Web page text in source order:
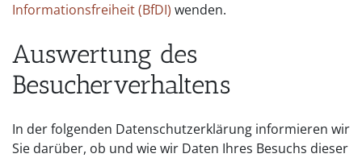
Informationsfreiheit (BfDI) wenden.
Auswertung des
Besucherverhaltens
In der folgenden Datenschutzerklärung informieren wir
Sie darüber, ob und wie wir Daten Ihres Besuchs dieser